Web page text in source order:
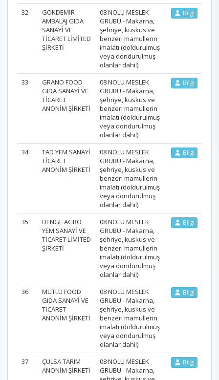
32
GÖKDEMİR
AMBALAJ GIDA
SANAYİ VE
TİCARET LİMİTED
ŞİRKETİ
08 NOLU MESLEK
GRUBU - Makarna,
şehriye, kuskus ve
benzeri mamullerin
imalatı (doldurulmuş
veya dondurulmuş
olanlar dahil)
Bilgi
33
GRANO FOOD
GIDA SANAYİ VE
TİCARET
ANONİM ŞİRKETİ
08 NOLU MESLEK
GRUBU - Makarna,
şehriye, kuskus ve
benzeri mamullerin
imalatı (doldurulmuş
veya dondurulmuş
olanlar dahil)
Bilgi
34
TAD YEM SANAYİ
TİCARET
ANONİM ŞİRKETİ
08 NOLU MESLEK
GRUBU - Makarna,
şehriye, kuskus ve
benzeri mamullerin
imalatı (doldurulmuş
veya dondurulmuş
olanlar dahil)
Bilgi
35
DENGE AGRO
YEM SANAYİ VE
TİCARET LİMİTED
ŞİRKETİ
08 NOLU MESLEK
GRUBU - Makarna,
şehriye, kuskus ve
benzeri mamullerin
imalatı (doldurulmuş
veya dondurulmuş
olanlar dahil)
Bilgi
36
MUTLU FOOD
GIDA SANAYİ VE
TİCARET
ANONİM ŞİRKETİ
08 NOLU MESLEK
GRUBU - Makarna,
şehriye, kuskus ve
benzeri mamullerin
imalatı (doldurulmuş
veya dondurulmuş
olanlar dahil)
Bilgi
37
ÇULSA TARIM
ANONİM ŞİRKETİ
08 NOLU MESLEK
GRUBU - Makarna,
Bilgi